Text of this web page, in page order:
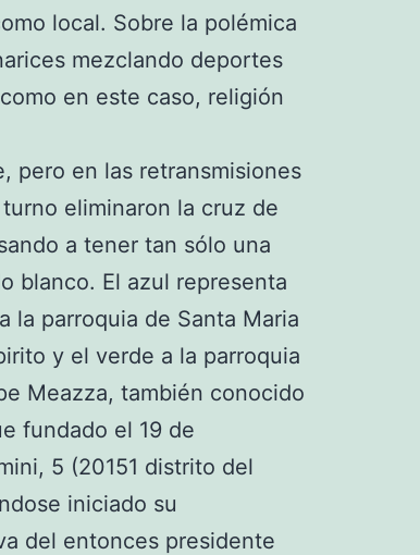
local. Sobre la polémica
mezclando deportes
en este caso, religión
pero en las retransmisiones
eliminaron la cruz de
a tener tan sólo una
blanco. El azul representa
la parroquia de Santa Maria
y el verde a la parroquia
Meazza, también conocido
fundado el 19 de
5 (20151 distrito del
iniciado su
del entonces presidente